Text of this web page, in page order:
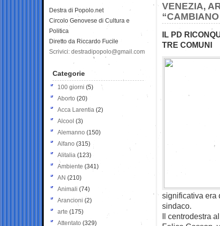
VENEZIA,
IL PD
TRE COMUNI
significativa era
sindaco.
Il centrodestra
Destra di Popolo.net
Circolo Genovese di Cultura e
Politica
Diretto da Riccardo Fucile
Scrivici: destradipopolo@gmail.com
Categorie
100 giorni (5)
Aborto (20)
Acca Larentia (2)
Alcool (3)
Alemanno (150)
Alfano (315)
Alitalia (123)
Ambiente (341)
AN (210)
Animali (74)
Arancioni (2)
arte (175)
Attentato (329)